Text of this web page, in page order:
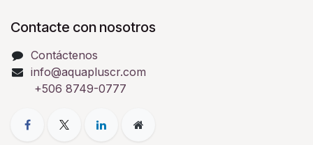
Contacte con nosotros
Contáctenos
info@aquapluscr.com
+506 8749-0777